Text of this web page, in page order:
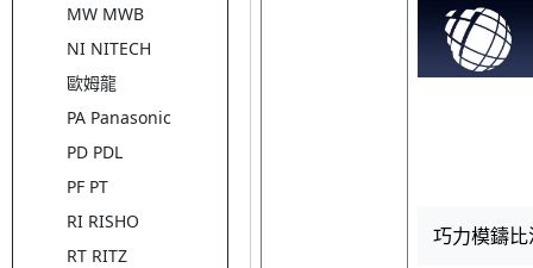
MW MWB
NI NITECH
歐姆龍
PA Panasonic
PD PDL
PF PT
RI RISHO
RT RITZ
巧力模鑄比